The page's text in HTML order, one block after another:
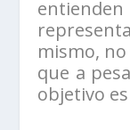
entienden
mismo,
que a
objetivo